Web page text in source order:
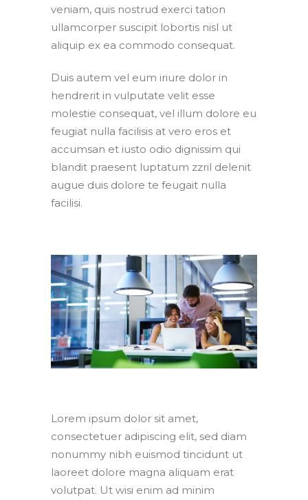
veniam, quis nostrud exerci tation
ullamcorper suscipit lobortis nisl ut
aliquip ex ea commodo consequat.
Duis autem vel eum iriure dolor in
hendrerit in vulputate velit esse
molestie consequat, vel illum dolore eu
feugiat nulla facilisis at vero eros et
accumsan et iusto odio dignissim qui
blandit praesent luptatum zzril delenit
augue duis dolore te feugait nulla
facilisi.
Lorem ipsum dolor sit amet,
consectetuer adipiscing elit, sed diam
nonummy nibh euismod tincidunt ut
laoreet dolore magna aliquam erat
volutpat. Ut wisi enim ad minim